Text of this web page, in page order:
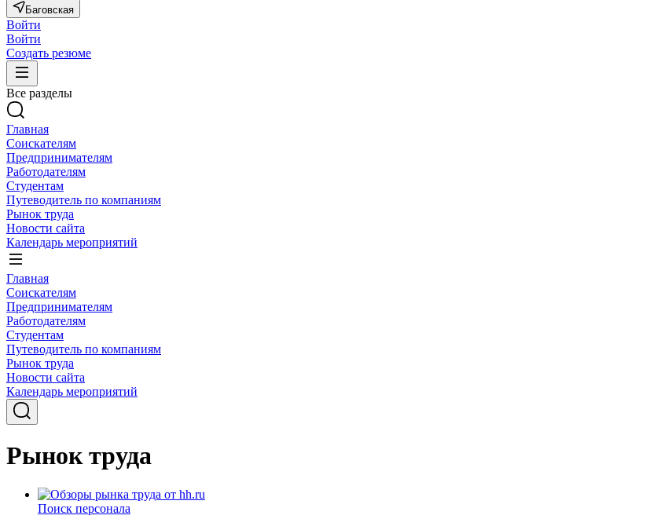
Баговская
Войти
Войти
Создать резюме
Все разделы
Главная
Соискателям
Предпринимателям
Работодателям
Студентам
Путеводитель по компаниям
Рынок труда
Новости сайта
Календарь мероприятий
Главная
Соискателям
Предпринимателям
Работодателям
Студентам
Путеводитель по компаниям
Рынок труда
Новости сайта
Календарь мероприятий
Рынок труда
Поиск персонала